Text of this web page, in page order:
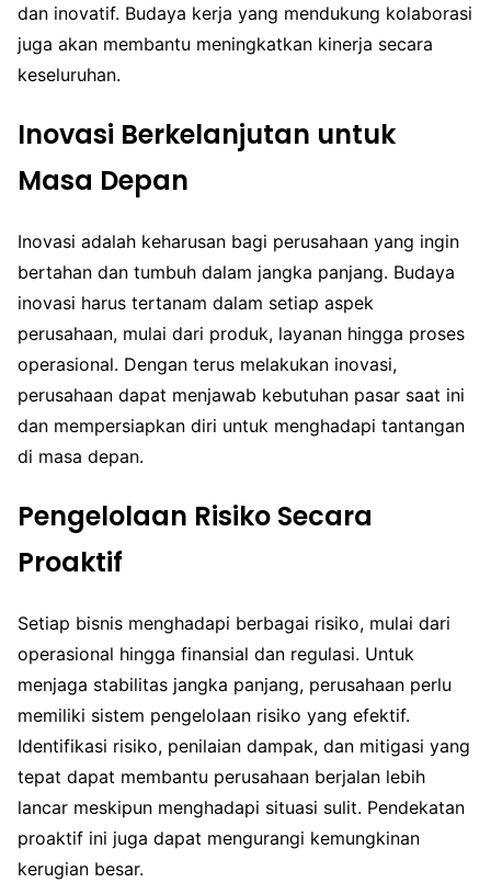
dan inovatif. Budaya kerja yang mendukung kolaborasi
juga akan membantu meningkatkan kinerja secara
keseluruhan.
Inovasi Berkelanjutan untuk
Masa Depan
Inovasi adalah keharusan bagi perusahaan yang ingin
bertahan dan tumbuh dalam jangka panjang. Budaya
inovasi harus tertanam dalam setiap aspek
perusahaan, mulai dari produk, layanan hingga proses
operasional. Dengan terus melakukan inovasi,
perusahaan dapat menjawab kebutuhan pasar saat ini
dan mempersiapkan diri untuk menghadapi tantangan
di masa depan.
Pengelolaan Risiko Secara
Proaktif
Setiap bisnis menghadapi berbagai risiko, mulai dari
operasional hingga finansial dan regulasi. Untuk
menjaga stabilitas jangka panjang, perusahaan perlu
memiliki sistem pengelolaan risiko yang efektif.
Identifikasi risiko, penilaian dampak, dan mitigasi yang
tepat dapat membantu perusahaan berjalan lebih
lancar meskipun menghadapi situasi sulit. Pendekatan
proaktif ini juga dapat mengurangi kemungkinan
kerugian besar.